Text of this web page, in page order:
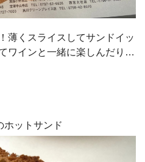
薄くスライスしてサンドイッ
ワインと一緒に楽しんだり…
ホットサンド